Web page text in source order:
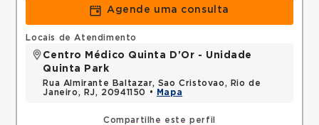
Agende uma consulta
Compartilhe este perfil
Locais de Atendimento
Centro Médico Quinta D'Or - Unidade
Quinta Park
Rua Almirante Baltazar, Sao Cristovao, Rio de
Janeiro, RJ, 20941150 •
Mapa